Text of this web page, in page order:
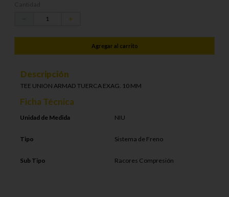
＋
Agregar al carrito
Descripción
TEE UNION ARMAD TUERCA EXAG. 10 MM
Ficha Técnica
Unidad de Medida NIU
Tipo Sistema de Freno
Sub Tipo Racores Compresión